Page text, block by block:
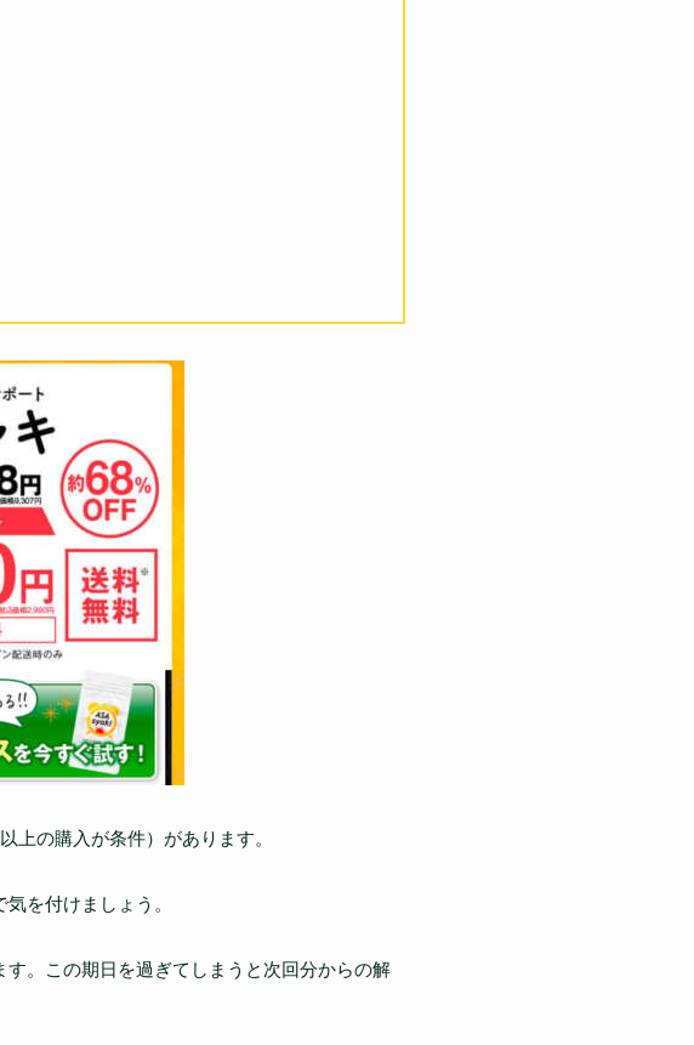
上の購入が条件）があります。
を付けましょう。
す。この期日を過ぎてしまうと次回分からの解